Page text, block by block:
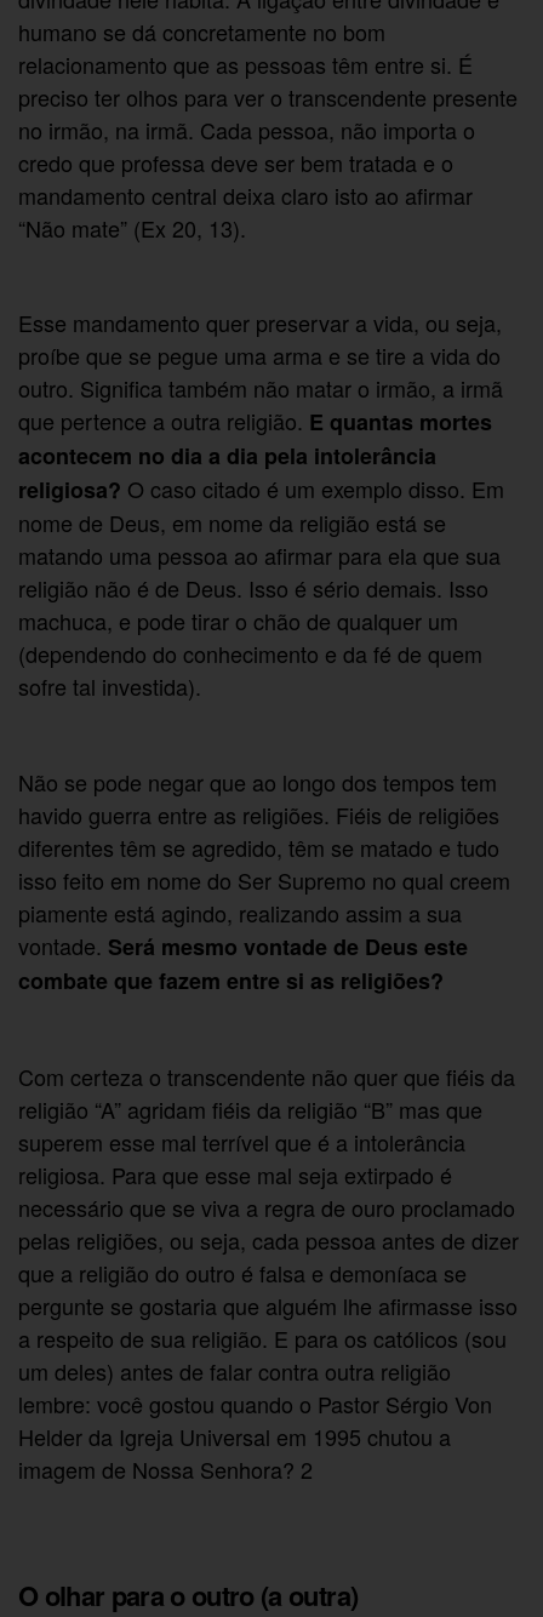
humano se dá concretamente no bom
relacionamento que as pessoas têm entre si. É
preciso ter olhos para ver o transcendente presente
no irmão, na irmã. Cada pessoa, não importa o
credo que professa deve ser bem tratada e o
mandamento central deixa claro isto ao afirmar
“Não mate” (Ex 20, 13).
Esse mandamento quer preservar a vida, ou seja,
proíbe que se pegue uma arma e se tire a vida do
outro. Significa também não matar o irmão, a irmã
que pertence a outra religião. E quantas mortes
acontecem no dia a dia pela intolerância
religiosa? O caso citado é um exemplo disso. Em
nome de Deus, em nome da religião está se
matando uma pessoa ao afirmar para ela que sua
religião não é de Deus. Isso é sério demais. Isso
machuca, e pode tirar o chão de qualquer um
(dependendo do conhecimento e da fé de quem
sofre tal investida).
Não se pode negar que ao longo dos tempos tem
havido guerra entre as religiões. Fiéis de religiões
diferentes têm se agredido, têm se matado e tudo
isso feito em nome do Ser Supremo no qual creem
piamente está agindo, realizando assim a sua
vontade. Será mesmo vontade de Deus este
combate que fazem entre si as religiões?
Com certeza o transcendente não quer que fiéis da
religião “A” agridam fiéis da religião “B” mas que
superem esse mal terrível que é a intolerância
religiosa. Para que esse mal seja extirpado é
necessário que se viva a regra de ouro proclamado
pelas religiões, ou seja, cada pessoa antes de dizer
que a religião do outro é falsa e demoníaca se
pergunte se gostaria que alguém lhe afirmasse isso
a respeito de sua religião. E para os católicos (sou
um deles) antes de falar contra outra religião
lembre: você gostou quando o Pastor Sérgio Von
Helder da Igreja Universal em 1995 chutou a
imagem de Nossa Senhora? 2
O olhar para o outro (a outra)